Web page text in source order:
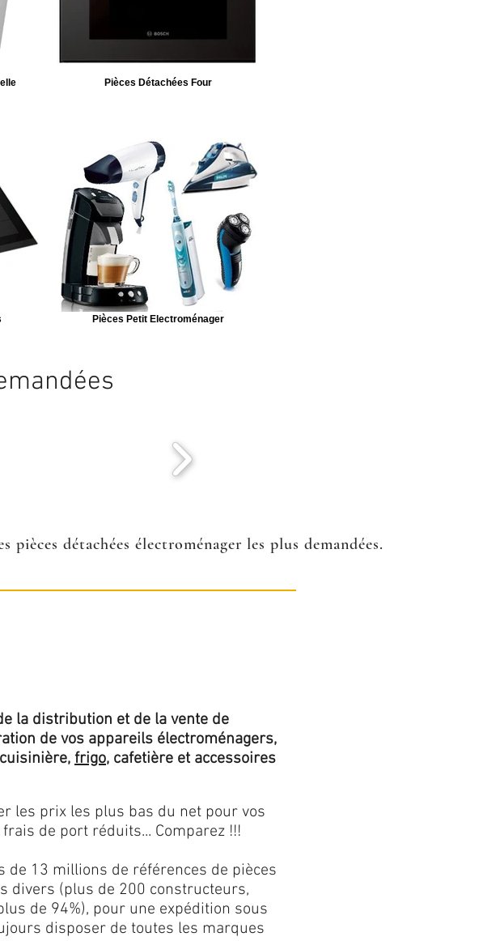
Pièces Détachées Four
Pièces Petit Electroménager
détachées électroménager les plus demandées.
la distribution et de la vente de
de vos appareils électroménagers,
frigo, cafetière et accessoires
les prix les plus bas du net pour vos
de port réduits... Comparez !!!
de 13 millions de références de pièces
divers (plus de 200 constructeurs,
de 94%), pour une expédition sous
disposer de toutes les marques